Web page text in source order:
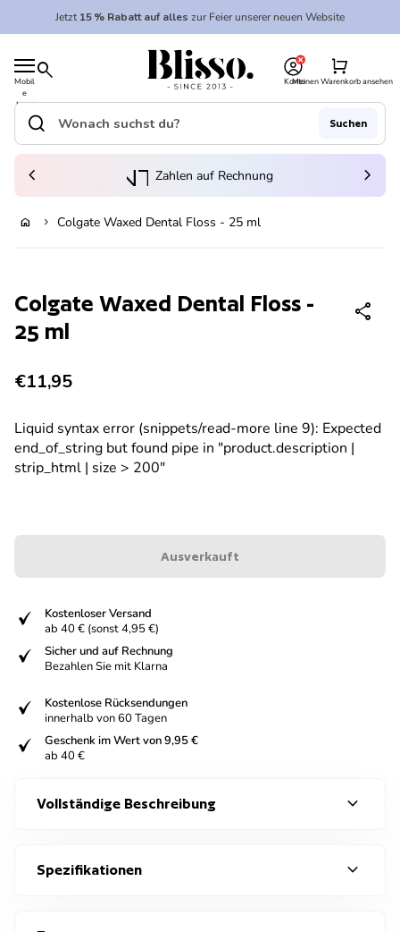
Ausverkauft
Zum Inhalt springen
Jetzt15 % Rabatt auf alles zur Feier unserer neuen Website
Mobil
e
Navi
gatio
search
Startseite
Konto
Meinen Warenkorb ansehen
shopping_cart
Startseite
Suche"
search Suchen
(Link öffnet in neuem Tab/Fenster)
Zahlen auf Rechnung
chevron_left chevron_right
home chevron_right Colgate Waxed Dental Floss - 25 ml
Colgate Waxed Dental Floss -
25 ml
share
Regulärer Preis
€11,95
Liquid syntax error (snippets/read-more line 9): Expected
end_of_string but found pipe in "product.description |
strip_html | size > 200"
Ausverkauft
Kostenloser Versand
ab 40 € (sonst 4,95 €)
Sicher und auf Rechnung
Bezahlen Sie mit Klarna
Kostenlose Rücksendungen
innerhalb von 60 Tagen
Geschenk im Wert von 9,95 €
ab 40 €
Vollständige Beschreibung expand_more
Spezifikationen expand_more